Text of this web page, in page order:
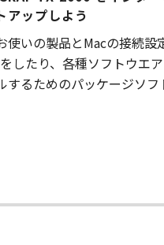
アップしよう
使いの製品とMacの接続設
したり、各種ソフトウエ
するためのパッケージソフ